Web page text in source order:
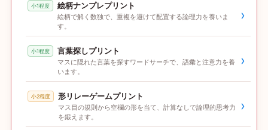
小1程度 絵柄ナンプレプリント
絵柄で解く数独で、重複を避けて配置する論理力を養いま
す。
›
小1程度 言葉探しプリント
マスに隠れた言葉を探すワードサーチで、語彙と注意力を養
います。
›
小2程度 形リレーゲームプリント
マス目の規則から空欄の形を当て、計算なしで論理的思考力
を鍛えます。
›